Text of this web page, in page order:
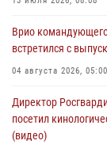
08 августа 2026, 07:00
ОМОН «Ойрат»
08 августа 2026, 07:00
Врио
встретился с
04 августа 2026, 05:00
Директор
посетил
(видео)